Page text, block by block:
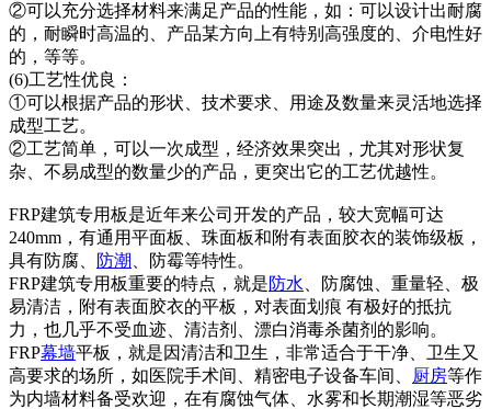
②可以充分选择材料来满足产品的性能，如：可以设计出耐腐
的，耐瞬时高温的、产品某方向上有特别高强度的、介电性好
的，等等。
(6)工艺性优良：
①可以根据产品的形状、技术要求、用途及数量来灵活地选择
成型工艺。
②工艺简单，可以一次成型，经济效果突出，尤其对形状复
杂、不易成型的数量少的产品，更突出它的工艺优越性。
FRP建筑专用板是近年来公司开发的产品，较大宽幅可达
240mm，有通用平面板、珠面板和附有表面胶衣的装饰级板，
具有防腐、
防潮
、防霉等特性。
FRP建筑专用板重要的特点，就是防水 、防腐蚀、重量轻、极
易清洁，附有表面胶衣的平板，对表面划痕 有极好的抵抗
力，也几乎不受血迹、清洁剂、漂白消毒杀菌剂的影响。
FRP幕墙平板，就是因清洁和卫生，非常适合于干净、卫生又
高要求的场所，如医院手术间、精密电子设备车间、
厨房等作
为内墙材料备受欢迎，在有腐蚀气体、水雾和长期潮湿等恶劣